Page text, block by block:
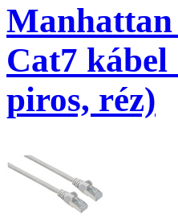
Manhattan
Cat7
piros, réz)